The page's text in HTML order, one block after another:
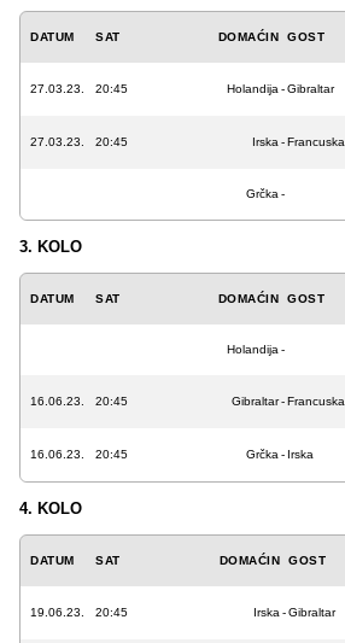
DATUM SAT DOMAĆIN GOST
27.03.23. 20:45 Holandija -Gibraltar
27.03.23. 20:45 Irska -Francuska
Grčka -
3. KOLO
DATUM SAT DOMAĆIN GOST
Holandija -
16.06.23. 20:45 Gibraltar-Francuska
16.06.23. 20:45 Grčka - Irska
4. KOLO
DATUM SAT DOMAĆIN GOST
19.06.23. 20:45 Irska -Gibraltar